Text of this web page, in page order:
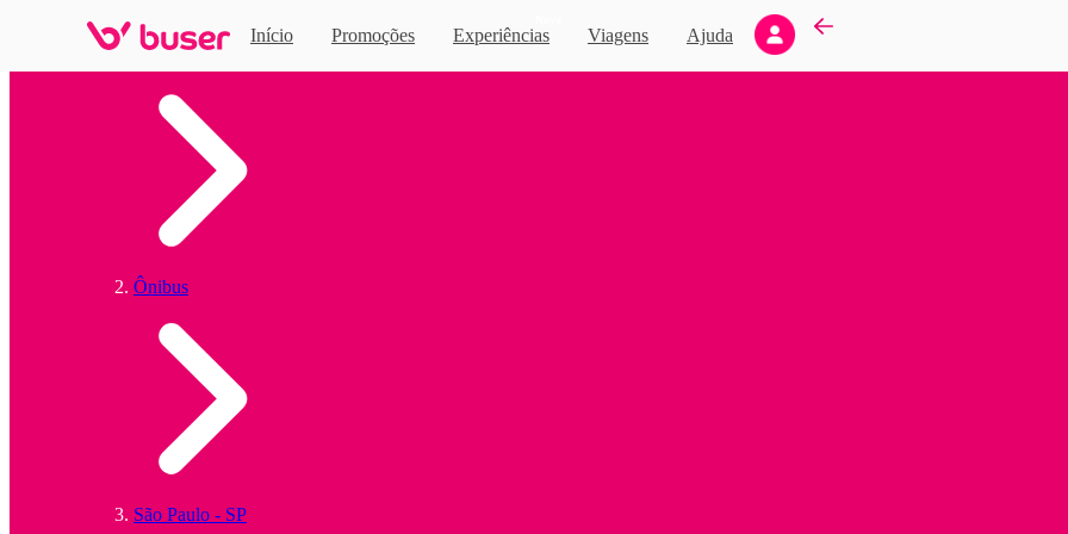
Início Promoções Experiências Viagens Ajuda
Ônibus
São Paulo - SP